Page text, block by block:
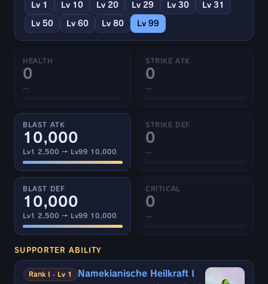
Lv 1 Lv 10 Lv 20 Lv 29 Lv 30 Lv 31
Lv 50 Lv 60 Lv 80 Lv 99
HEALTH
0
—
STRIKE ATK
0
—
BLAST ATK
10,000
Lv1 2,500 → Lv99 10,000
STRIKE DEF
0
—
BLAST DEF
10,000
Lv1 2,500 → Lv99 10,000
CRITICAL
0
—
SUPPORTER ABILITY
Rank I · Lv 1 Namekianische Heilkraft I